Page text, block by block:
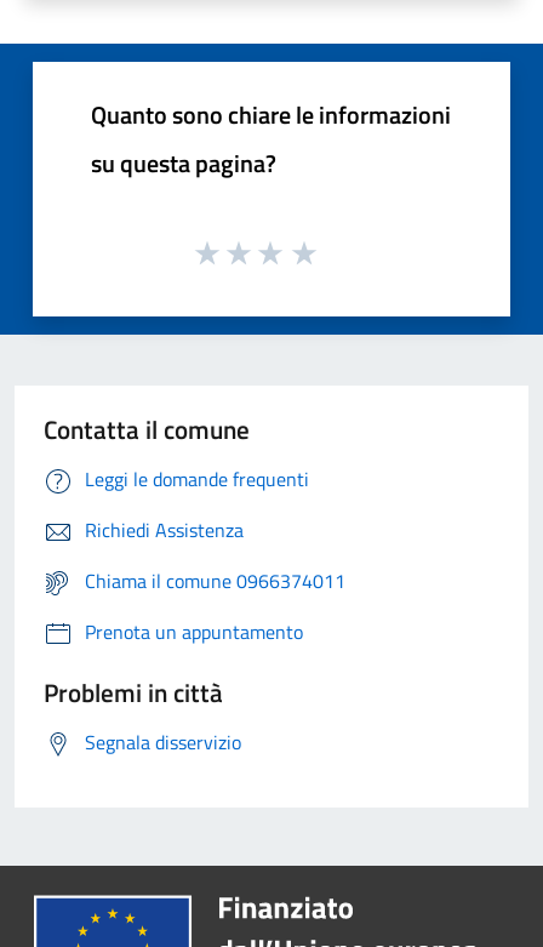
Quanto sono chiare le informazioni
su questa pagina?
Contatta il comune
Leggi le domande frequenti
Richiedi Assistenza
Chiama il comune 0966374011
Prenota un appuntamento
Problemi in città
Segnala disservizio